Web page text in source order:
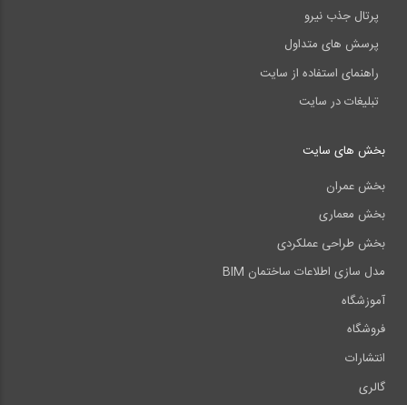
پرتال جذب نیرو
پرسش های متداول
راهنمای استفاده از سایت
تبلیغات در سایت
بخش های سایت
بخش عمران
بخش معماری
بخش طراحی عملکردی
مدل سازی اطلاعات ساختمان BIM
آموزشگاه
فروشگاه
انتشارات
گالری